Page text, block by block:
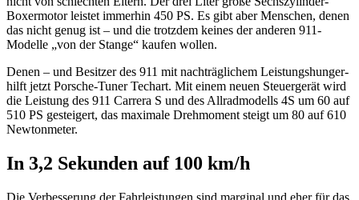
Boxermotor leistet immerhin 450 PS. Es gibt aber Menschen, denen
das nicht genug ist – und die trotzdem keines der anderen 911-
Modelle „von der Stange“ kaufen wollen.
Denen – und Besitzer des 911 mit nachträglichem Leistungshunger-
hilft jetzt Porsche-Tuner Techart. Mit einem neuen Steuergerät wird
die Leistung des 911 Carrera S und des Allradmodells 4S um 60 auf
510 PS gesteigert, das maximale Drehmoment steigt um 80 auf 610
Newtonmeter.
In 3,2 Sekunden auf 100 km/h